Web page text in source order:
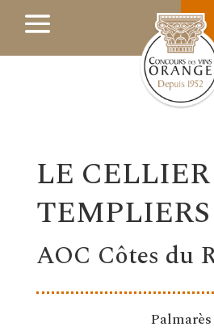
LE
TEMPLIERS
AOC Côtes du
Palmarès